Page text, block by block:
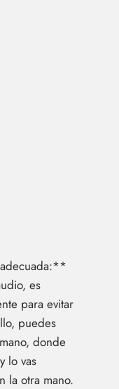
es
para evitar
puedes
donde
lo vas
la otra mano.